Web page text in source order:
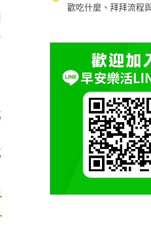
歡吃什麼、拜拜流程